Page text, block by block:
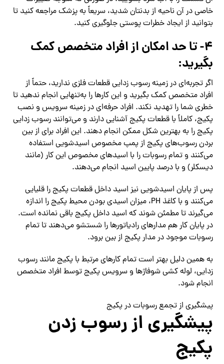
خاصی در آن ناحیه از بدنتان شدید، سریعاً به پزشک مراجعه کنید تا
بتوانید از ایجاد خطرات پوستی جلوگیری کنید.
۴- تا حد امکان از افراد متخصص کمک
بگیرید:
اگر تجربه‌ای در زمینه رسوب زدایی قطعات فلزی ندارید، حتماً از
افراد متخصص کمک بگیرید و این کارها را به‌تنهایی انجام ندهید تا
خطری شما را تهدید نکند. افراد حرفه‌ای در زمینه سرویس و نصب
پکیج، کاملاً با قطعات پکیج آشنایی دارند و می‌توانند رسوب زدایی
پکیج را به بهترین شکل ممکن انجام دهند. این افراد برای از بین
بردن رسوب‌های پکیج از پمپ مخصوص اسیدشویی استفاده
می‌کنند و تمام رسوبات را با اسیدهای مخصوص این کار (مانند
دیسکلر) و با درصد پایین اسید انجام می‌دهند.
پس از پایان اسیدشویی نیز اسید داخل قطعات پکیج را قلیایی
می‌کنند و با کاغذ PH، میزان اسیدی بودن محیط پکیج را اندازه
می‌گیرند تا مطمئن شوند که اسید داخل پکیج باقی نمانده است.
در پایان کار هم مدارهای رادیاتورها را شستشو می‌دهند تا تمام
رسوبات موجود در مدار پکیج از بین برود.
به همین دلیل بهتر است تمام کارهای مرتبط با پکیج مانند رسوب
زدایی، لوله کشی شوفاژها و سرویس پکیج توسط افراد متخصص
انجام شود.
پیشگیری از تجمع رسوبات در پکیج
پیشگیری از رسوب زدن
پکیج